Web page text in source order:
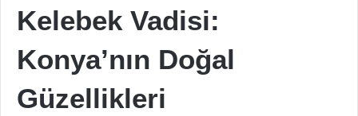
Kelebek Vadisi:
Konya’nın Doğal
Güzellikleri